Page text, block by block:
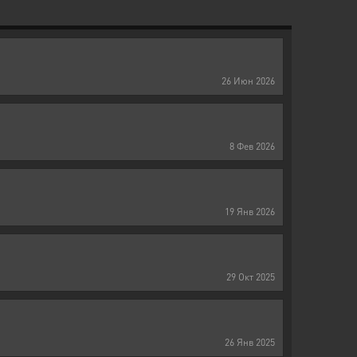
26 Июн 2026
8 Фев 2026
19 Янв 2026
29 Окт 2025
26 Янв 2025